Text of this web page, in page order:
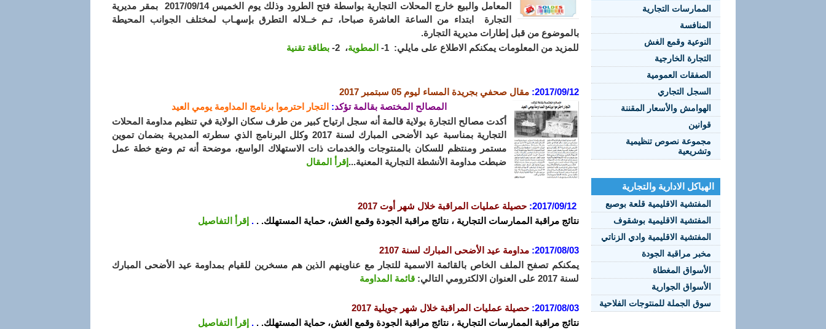
الممارسات التجارية
المنافسة
النوعية وقمع الغش
التجارة الخارجية
الصفقات العمومية
السجل التجاري
الهوامش والأسعار المقننة
قوانين
مجموعة نصوص تنظيمية
وتشريعية
الهياكل الادارية والتجارية
المفتشية الاقليمية قلعة بوصبع
المفتشية الاقليمية بوشقوف
المفتشية الاقليمية وادي الزناتي
مخبر مراقبة الجودة
الأسواق المغطاة
الأسواق الجوارية
سوق الجملة للمنتوجات الفلاحية
المعامل والبيع خارج المحلات التجارية بواسطة فتح الطرود وذلك يوم الخميس 2017/09/14 بمقر مديرية
التجارة ابتداء من الساعة العاشرة صباحا، تـم خــلاله التطرق بإسهـاب لمختلف الجوانب المحيطة
بالموضوع من قبل إطارات مديرية التجارة.
للمزيد من المعلومات يمكنكم الاطلاع على مايلي: 1-
المطوية، 2- بطاقة تقنية
2017/09/12: مقال صحفي بجريدة المساء ليوم 05 سبتمبر
2017
المصالح المختصة بقالمة تؤكد: التجار احترموا برنامج المداومة يومي العيد
أكدت مصالح التجارة بولاية قالمة أنه سجل ارتياح كبير من طرف سكان الولاية في تنظيم مداومة المحلات
التجارية بمناسبة عيد الأضحى المبارك لسنة 2017 وكلل البرنامج الذي سطرته المديرية بضمان تموين
مستمر ومنتظم للسكان بالمنتوجات والخدمات ذات الاستهلاك الواسع، موضحة أنه تم وضع خطة عمل
ضبطت مداومة الأنشطة التجارية المعنية... إقرأ المقال
2017/09/12: حصيلة عمليات المراقبة خلال شهر أوت 2017
نتائج مراقبة الممارسات التجارية ، نتائج مراقبة الجودة وقمع الغش، حماية المستهلك. . . إقرأ التفاصيل
2017/08/03: مداومة عيد الأضحى المبارك لسنة 2107
يمكنكم تصفح الملف الخاص بالقائمة الاسمية للتجار مع عناوينهم الذين هم مسخرين للقيام بمداومة عيد الأضحى المبارك
لسنة 2017 على العنوان الالكترومي التالي:
قائمة المداومة
2017/08/03: حصيلة عمليات المراقبة خلال شهر جويلية 2017
نتائج مراقبة الممارسات التجارية ، نتائج مراقبة الجودة وقمع الغش، حماية المستهلك. . . إقرأ التفاصيل